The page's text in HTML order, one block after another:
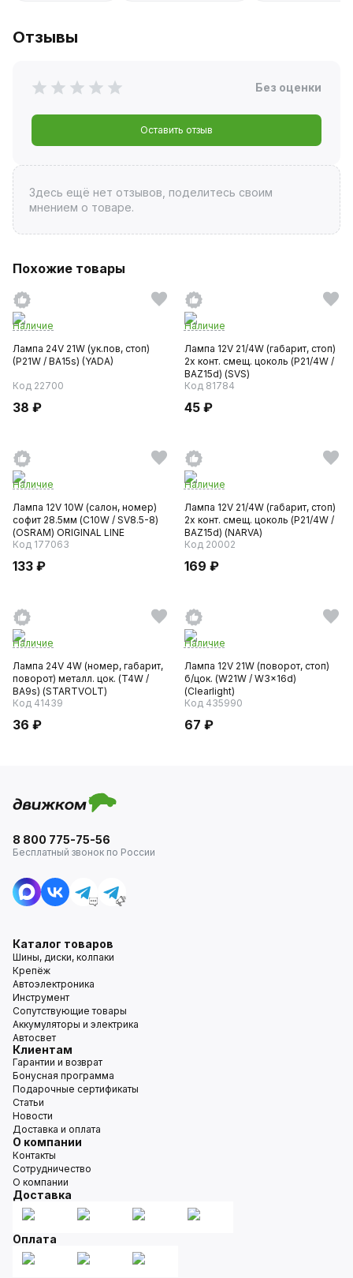
Отзывы
Без оценки
Оставить отзыв
Здесь ещё нет отзывов, поделитесь своим
мнением о товаре.
Похожие товары
Наличие
Лампа 24V 21W (ук.пов, стоп)
(P21W / BA15s) (YADA)
Код 22700
38 ₽
Наличие
Лампа 12V 21/4W (габарит, стоп)
2х конт. смещ. цоколь (P21/4W /
BAZ15d) (SVS)
Код 81784
45 ₽
Наличие
Лампа 12V 10W (салон, номер)
софит 28.5мм (C10W / SV8.5-8)
(OSRAM) ORIGINAL LINE
Код 177063
133 ₽
Наличие
Лампа 12V 21/4W (габарит, стоп)
2х конт. смещ. цоколь (P21/4W /
BAZ15d) (NARVA)
Код 20002
169 ₽
Наличие
Лампа 24V 4W (номер, габарит,
поворот) металл. цок. (T4W /
BA9s) (STARTVOLT)
Код 41439
36 ₽
Наличие
Лампа 12V 21W (поворот, стоп)
б/цок. (W21W / W3x16d)
(Clearlight)
Код 435990
67 ₽
8 800 775-75-56
Бесплатный звонок по России
Каталог товаров
Шины, диски, колпаки
Крепёж
Автоэлектроника
Инструмент
Сопутствующие товары
Аккумуляторы и электрика
Автосвет
Клиентам
Гарантии и возврат
Бонусная программа
Подарочные сертификаты
Статьи
Новости
Доставка и оплата
О компании
Контакты
Сотрудничество
О компании
Доставка
Оплата